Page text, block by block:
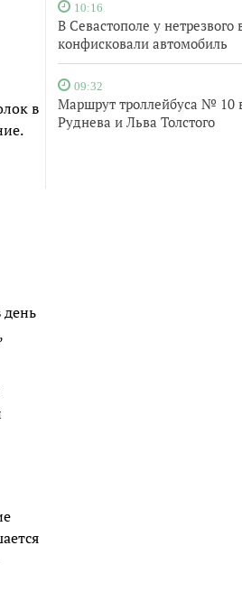
10:16
В Севастополе у нетрезвого
конфисковали автомобиль
09:32
Маршрут троллейбуса № 10
Руднева и Льва Толстого
в
день